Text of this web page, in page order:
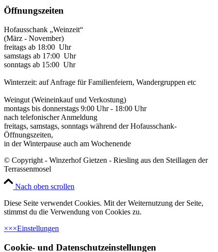
Öffnungszeiten
Hofausschank „Weinzeit“
(März - November)
freitags ab 18:00 Uhr
samstags ab 17:00 Uhr
sonntags ab 15:00 Uhr
Winterzeit: auf Anfrage für Familienfeiern, Wandergruppen etc
Weingut (Weineinkauf und Verkostung)
montags bis donnerstags 9:00 Uhr - 18:00 Uhr
nach telefonischer Anmeldung
freitags, samstags, sonntags während der Hofausschank-
Öffnungszeiten,
in der Winterpause auch am Wochenende
© Copyright - Winzerhof Gietzen - Riesling aus den Steillagen der
Terrassenmosel
Nach oben scrollen
Diese Seite verwendet Cookies. Mit der Weiternutzung der Seite,
stimmst du die Verwendung von Cookies zu.
×××Einstellungen
Cookie- und Datenschutzeinstellungen